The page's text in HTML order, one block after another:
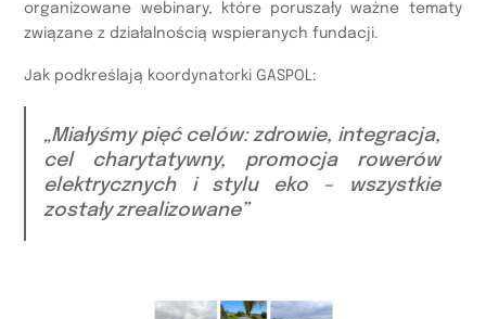
organizowane webinary, które poruszały ważne tematy
związane z działalnością wspieranych fundacji.
Jak podkreślają koordynatorki GASPOL:
„Miałyśmy pięć celów: zdrowie, integracja,
cel charytatywny, promocja rowerów
elektrycznych i stylu eko – wszystkie
zostały zrealizowane”